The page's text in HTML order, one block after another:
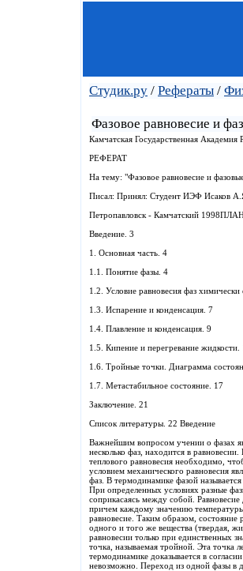
Студик.ру / Рефераты /
Фазовое равновесие и
Камчатская Государственная Академия
РЕФЕРАТ
На тему: "Фазовое равновесие и
Писал: Принял: Студент ИЭФ Исаков
Петропавловск - Камчатский
Введение. 3
1. Основная часть. 4
1.1. Понятие фазы. 4
1.2. Условие равновесия фаз
1.3. Испарение и конденсация. 7
1.4. Плавление и конденсация. 9
1.5. Кипение и перегревание жидкости.
1.6. Тройные точки. Диаграмма
1.7. Метастабильное состояние. 17
Заключение. 21
Список литературы. 22 Введение
Важнейшим вопросом учении о фазах
несколько фаз, находится в
теплового равновесия необходимо,
условием механического равновесия
фаз. В термодинамике фазой
При определенных условиях разные
соприкасаясь между собой.
причем каждому значению
равновесие. Таким образом,
одного и того же вещества (твердая,
равновесии только при единственных
точка, называемая тройной. Эта точка
термодинамике доказывается в
невозможно. Переход из одной фазы в